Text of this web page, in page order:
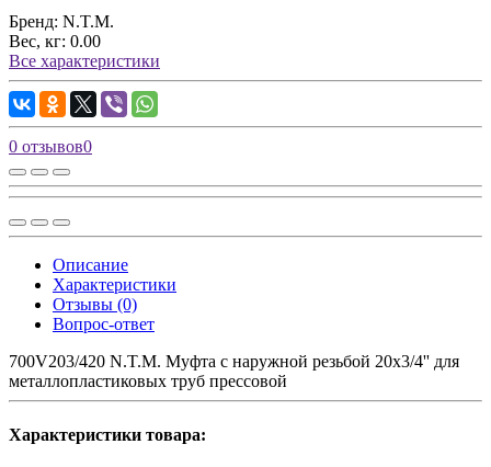
Бренд: N.T.M.
Вес, кг: 0.00
Все характеристики
0 отзывов0
Описание
Характеристики
Отзывы (0)
Вопрос-ответ
700V203/420 N.T.M. Муфта с наружной резьбой 20х3/4'' для
металлопластиковых труб прессовой
Характеристики товара: